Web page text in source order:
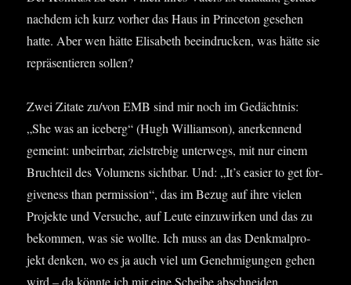
nach­dem ich kurz vor­her das Haus in Prince­ton gese­hen
hat­te. Aber wen hät­te Eli­sa­beth beein­dru­cken, was hät­te sie
reprä­sen­tie­ren sollen?
Zwei Zita­te zu/von EMB sind mir noch im Gedächt­nis:
„She was an ice­berg“ (Hugh Wil­liam­son), aner­ken­nend
gemeint: unbe­irr­bar, ziel­stre­big unter­wegs, mit nur einem
Bruch­teil des Volu­mens sicht­bar. Und: „It’s easier to get for­
gi­ve­ness than per­mis­si­on“, das im Bezug auf ihre vie­len
Pro­jek­te und Ver­su­che, auf Leu­te ein­zu­wir­ken und das zu
bekom­men, was sie woll­te. Ich muss an das Denk­mal­pro­
jekt den­ken, wo es ja auch viel um Geneh­mi­gun­gen gehen
wird – da könn­te ich mir eine Schei­be abschneiden …